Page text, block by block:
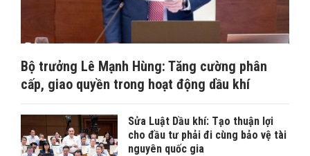
Bộ trưởng Lê Mạnh Hùng: Tăng cường phân
cấp, giao quyền trong hoạt động dầu khí
Sửa Luật Dầu khí: Tạo thuận lợi
cho đầu tư phải đi cùng bảo vệ tài
nguyên quốc gia